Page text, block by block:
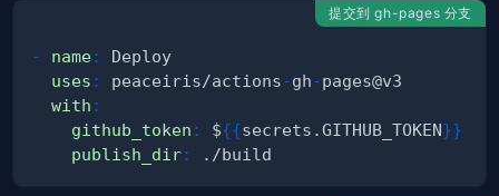
提交到 gh-pages 分支
- name:
uses : peaceiris/actions-gh-
with :
github_token : ${{secrets.GITHUB_TOKEN}}
publish_dir: